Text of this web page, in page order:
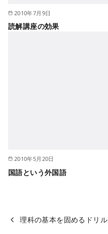
2010年7月9日
読解講座の効果
2010年5月20日
国語という外国語
理科の基本を固めるドリル